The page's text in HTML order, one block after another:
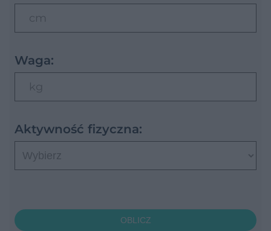
cm
Waga:
kg
Aktywność fizyczna:
OBLICZ